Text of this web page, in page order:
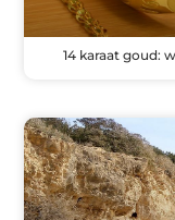
14 karaat goud: